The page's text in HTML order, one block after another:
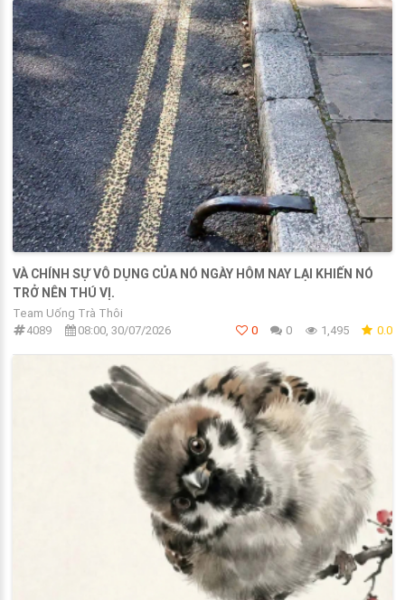
VÀ CHÍNH SỰ VÔ DỤNG CỦA NÓ NGÀY HÔM NAY LẠI KHIẾN NÓ
TRỞ NÊN THÚ VỊ.
Team Uống Trà Thôi
4089
08:00, 30/07/2026 0 0 1,495 0.0